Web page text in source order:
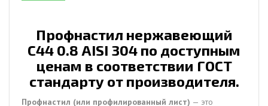
Профнастил нержавеющий
С44 0.8 AISI 304 по доступным
ценам в соответствии ГОСТ
стандарту от производителя.
Профнастил (или профилированный лист) — это